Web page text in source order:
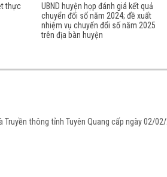
thực
UBND huyện họp đánh giá kết quả
chuyển đổi số năm 2024; đề xuất
nhiệm vụ chuyển đổi số năm 2025
trên địa bàn huyện
thông tỉnh Tuyên Quang cấp ngày 02/